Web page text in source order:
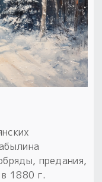
предания,
1880 г.